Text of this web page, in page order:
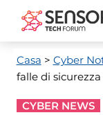
Casa > Cyber
falle di
CYBER NEWS